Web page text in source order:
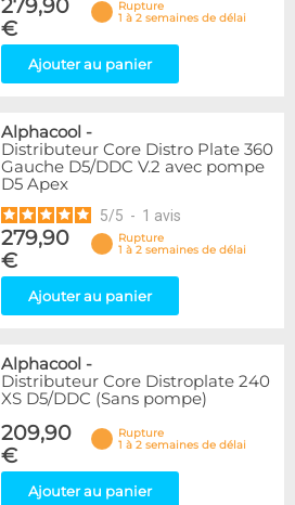
279,90
€
Rupture
1 à 2 semaines de délai
Ajouter au panier
Alphacool -
Distributeur Core Distro Plate 360
Gauche D5/DDC V.2 avec pompe
D5 Apex
5/5 - 1 avis
279,90
€
Rupture
1 à 2 semaines de délai
Ajouter au panier
Alphacool -
Distributeur Core Distroplate 240
XS D5/DDC (Sans pompe)
209,90
€
Rupture
1 à 2 semaines de délai
Ajouter au panier